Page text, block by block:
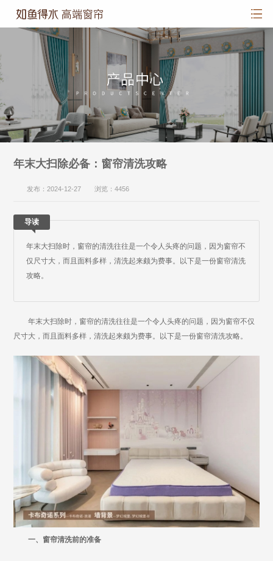
年末大扫除必备：窗帘清洗攻略
发布：2024-12-27 浏览：4456
导读
年末大扫除时，窗帘的清洗往往是一个令人头疼的问题，因为窗帘不
仅尺寸大，而且面料多样，清洗起来颇为费事。以下是一份窗帘清洗
攻略。
年末大扫除时，窗帘的清洗往往是一个令人头疼的问题，因为窗帘不仅
尺寸大，而且面料多样，清洗起来颇为费事。以下是一份窗帘清洗攻略。
一、窗帘清洗前的准备